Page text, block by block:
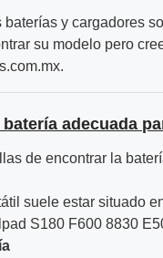
baterías y cargadores
su modelo pero
adecuada
de encontrar la
suele estar situado
S180 F600 8830